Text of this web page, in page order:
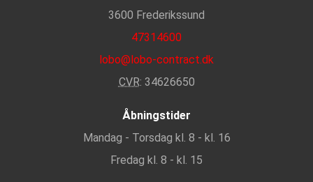
3600 Frederikssund
47314600
lobo@lobo-contract.dk
CVR: 34626650
Åbningstider
Mandag - Torsdag kl. 8 - kl. 16
Fredag kl. 8 - kl. 15